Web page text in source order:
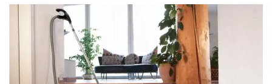
wymaga jednak zasilania go energią elektryczną. Wyjaśniamy,
ile prądu zużywa piec na pellet.